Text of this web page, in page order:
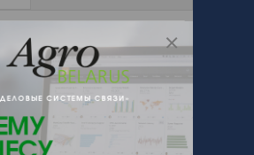
телефоны